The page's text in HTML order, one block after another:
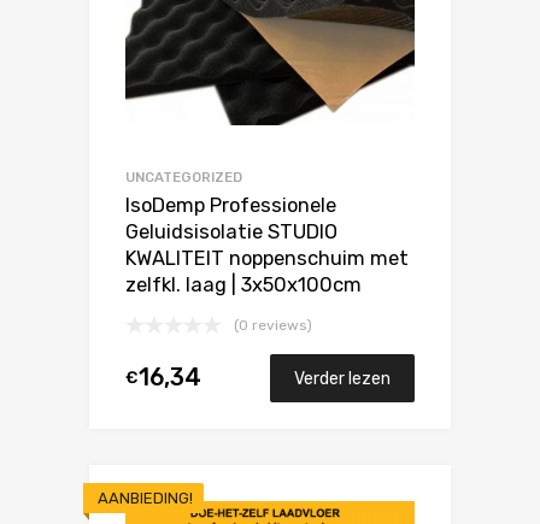
UNCATEGORIZED
IsoDemp Professionele
Geluidsisolatie STUDIO
KWALITEIT noppenschuim met
zelfkl. laag | 3x50x100cm
(0 reviews)
€16,34 Verder lezen
AANBIEDING!